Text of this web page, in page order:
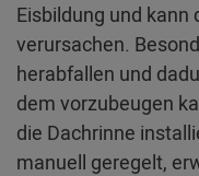
Eisbildung und
verursachen.
herabfallen und
dem vorzubeugen
die Dachrinne
manuell geregelt,